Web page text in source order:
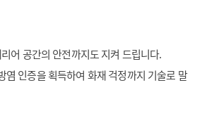
어 공간의 안전까지도 지켜 드립니다.
염 인증을 획득하여 화재 걱정까지 기술로 말